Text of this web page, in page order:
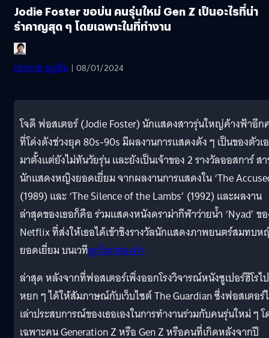
Jodie Foster ขอบ่น คนรุ่นใหม่ Gen Z เป็นอะไรที่น่า
รำคาญสุด ๆ โดยเฉพาะในที่ทำงาน
ประภาส อยู่เย็น | 08/01/2024
โจดี ฟอสเตอร์ (Jodie Foster) นักแสดงสาวรุ่นใหญ่ค้างฟ้าอีก
ที่โด่งดังช่วงยุค 80s-90s มีผลงานการแสดงดัง ๆ เป็นของตัวเ
มาตั้งแต่ยังไม่ทันวัยรุ่น และยังเป็นเจ้าของ 2 รางวัลออสการ์ ส
นักแสดงหญิงยอดเยี่ยม จากผลงานการแสดงใน ‘The
(1989) และ ‘The Silence of the Lambs’ (1992) และผลงาน
ล่าสุดของเธอก็คือ ร่วมแสดงหนังดราม่ากีฬาว่ายน้ำ ‘Nyad’ ข
Netflix ที่ส่งให้เธอได้เข้าชิงรางวัลนักแสดงภาพยนตร์สมทบ
ยอดเยี่ยม บนเวทีลูกโลกทองคำ
ล่าสุด หลังจากที่ฟอสเตอร์เพิ่งออกโรงวิจารณ์หนังซูเปอร์ฮีโรไป
หยก ๆ ได้ให้สัมภาษณ์กับเว็บไซต์ The Guardian ซึ่งฟอสเตอร์
เล่าประสบการณ์ของเธอเองในการทำงานร่วมกับคนรุ่นใหม่ ๆ
เฉพาะคน Generation Z หรือ Gen Z หรือคนที่เกิดหลังจากปี